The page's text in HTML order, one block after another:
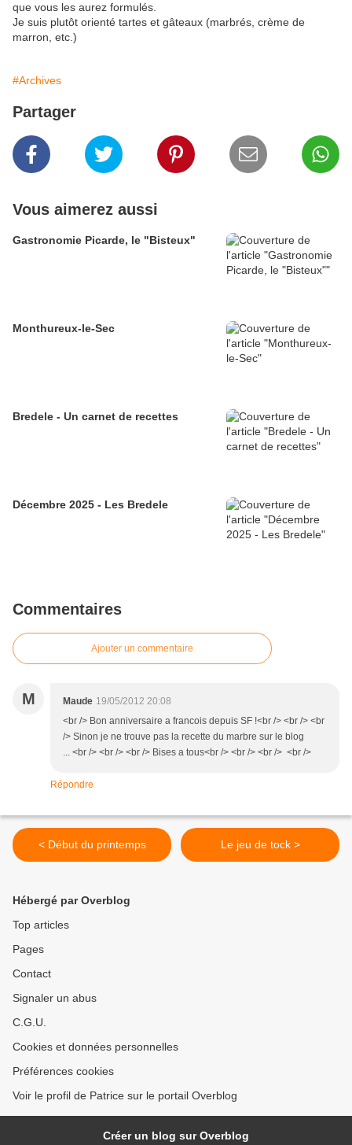
que vous les aurez formulés.
Je suis plutôt orienté tartes et gâteaux (marbrés, crème de
marron, etc.)
#Archives
Partager
Vous aimerez aussi
Gastronomie Picarde, le "Bisteux"
Monthureux-le-Sec
Bredele - Un carnet de recettes
Décembre 2025 - Les Bredele
Commentaires
Ajouter un commentaire
M Maude 19/05/2012 20:08
<br /> Bon anniversaire a francois depuis SF !<br /> <br /> <br
/> Sinon je ne trouve pas la recette du marbre sur le blog
... <br /> <br /> <br /> Bises a tous<br /> <br /> <br /> <br />
Répondre
< Début du printemps Le jeu de tock >
Hébergé par Overblog
Top articles
Pages
Contact
Signaler un abus
C.G.U.
Cookies et données personnelles
Préférences cookies
Voir le profil de Patrice sur le portail Overblog
Créer un blog sur Overblog